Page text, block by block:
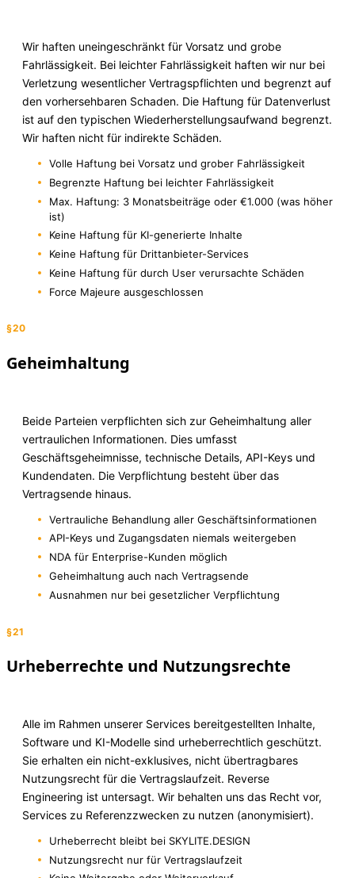
Wir haften uneingeschränkt für Vorsatz und grobe
Fahrlässigkeit. Bei leichter Fahrlässigkeit haften wir nur bei
Verletzung wesentlicher Vertragspflichten und begrenzt auf
den vorhersehbaren Schaden. Die Haftung für Datenverlust
ist auf den typischen Wiederherstellungsaufwand begrenzt.
Wir haften nicht für indirekte Schäden.
Volle Haftung bei Vorsatz und grober Fahrlässigkeit
Begrenzte Haftung bei leichter Fahrlässigkeit
Max. Haftung: 3 Monatsbeiträge oder €1.000 (was höher
ist)
Keine Haftung für KI-generierte Inhalte
Keine Haftung für Drittanbieter-Services
Keine Haftung für durch User verursachte Schäden
Force Majeure ausgeschlossen
§20
Geheimhaltung
Beide Parteien verpflichten sich zur Geheimhaltung aller
vertraulichen Informationen. Dies umfasst
Geschäftsgeheimnisse, technische Details, API-Keys und
Kundendaten. Die Verpflichtung besteht über das
Vertragsende hinaus.
Vertrauliche Behandlung aller Geschäftsinformationen
API-Keys und Zugangsdaten niemals weitergeben
NDA für Enterprise-Kunden möglich
Geheimhaltung auch nach Vertragsende
Ausnahmen nur bei gesetzlicher Verpflichtung
§21
Urheberrechte und Nutzungsrechte
Alle im Rahmen unserer Services bereitgestellten Inhalte,
Software und KI-Modelle sind urheberrechtlich geschützt.
Sie erhalten ein nicht-exklusives, nicht übertragbares
Nutzungsrecht für die Vertragslaufzeit. Reverse
Engineering ist untersagt. Wir behalten uns das Recht vor,
Services zu Referenzzwecken zu nutzen (anonymisiert).
Urheberrecht bleibt bei SKYLITE.DESIGN
Nutzungsrecht nur für Vertragslaufzeit